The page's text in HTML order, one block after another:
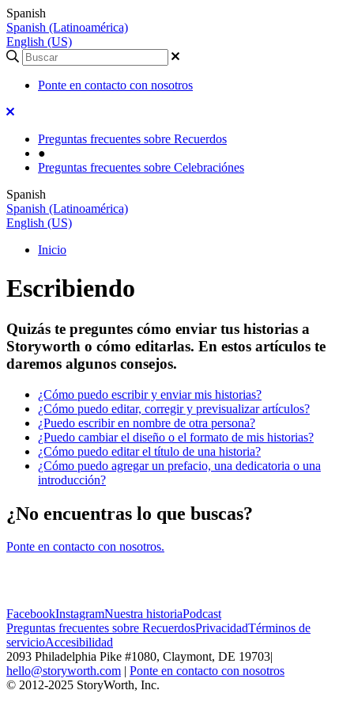
Spanish
Spanish (Latinoamérica)
English (US)
Ponte en contacto con nosotros
Preguntas frecuentes sobre Recuerdos
●
Preguntas frecuentes sobre Celebraciónes
Spanish
Spanish (Latinoamérica)
English (US)
Inicio
Escribiendo
Quizás te preguntes cómo enviar tus historias a
Storyworth o cómo editarlas. En estos artículos te
daremos algunos consejos.
¿Cómo puedo escribir y enviar mis historias?
¿Cómo puedo editar, corregir y previsualizar artículos?
¿Puedo escribir en nombre de otra persona?
¿Puedo cambiar el diseño o el formato de mis historias?
¿Cómo puedo editar el título de una historia?
¿Cómo puedo agregar un prefacio, una dedicatoria o una
introducción?
¿No encuentras lo que buscas?
Ponte en contacto con nosotros.
FacebookInstagramNuestra historiaPodcast
Preguntas frecuentes sobre RecuerdosPrivacidadTérminos de
servicioAccesibilidad
2093 Philadelphia Pike #1080, Claymont, DE 19703|
hello@storyworth.com | Ponte en contacto con nosotros
© 2012-2025 StoryWorth, Inc.